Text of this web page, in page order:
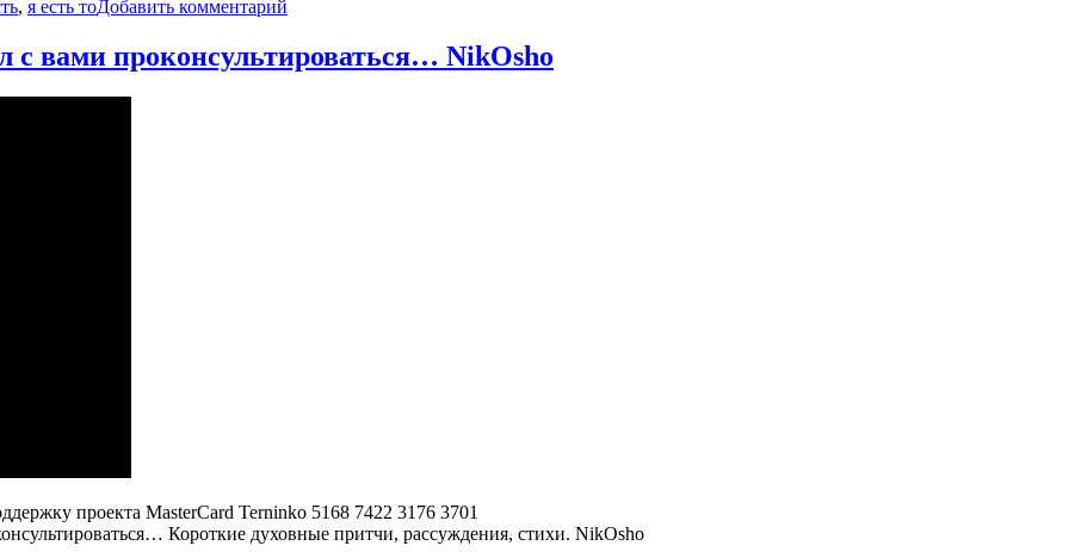
, я есть тоДобавить комментарий
Смерть
ума
с вами проконсультироваться… NikOsho
проекта MasterCard Terninko 5168 7422 3176 3701
Короткие духовные притчи, рассуждения, cтихи. NikOsho